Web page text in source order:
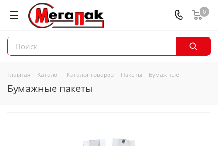
0
Главная - Каталог - Каталог товаров - Пакеты - Бумажные
Бумажные пакеты